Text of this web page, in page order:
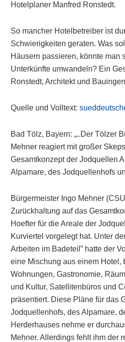
Hotelplaner Manfred Ronstedt.
So mancher Hotelbetreiber ist
Schwierigkeiten geraten. Was
Häusern passieren, könnte man
Unterkünfte umwandeln? Ein
Ronstedt, Architekt und
Quelle und Volltext:
Bad Tölz, Bayern: „..Der Tölzer
Mehner reagiert mit großer
Gesamtkonzept der Jodquellen
Alpamare, des Jodquellenhofs
Bürgermeister Ingo Mehner
Zurückhaltung auf das
Hoefter für die Areale der
Kurviertel vorgelegt hat. Unter
Arbeiten im Badeteil” hatte der
eine Mischung aus einem Hotel,
Wohnungen, Gastronomie,
und Kultur, Satellitenbüros und
präsentiert. Diese Pläne für das
Jodquellenhofs, des Alpamare,
Herderhauses nehme er
Mehner. Allerdings fehlt ihm der